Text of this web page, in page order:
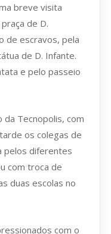
breve visita
de D.
de escravos, pela
de D. Infante.
e pelo passeio
Tecnopolis, com
os colegas de
pelos diferentes
com troca de
duas escolas no
com o